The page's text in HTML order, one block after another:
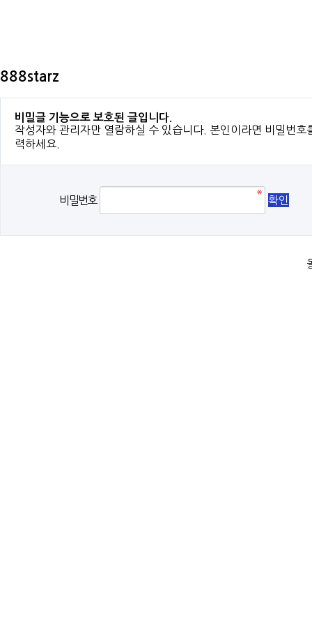
888starz
비밀글 기능으로 보호된 글입니다.
작성자와 관리자만 열람하실 수 있습니다. 본인이라면 비밀번호
력하세요.
비밀번호